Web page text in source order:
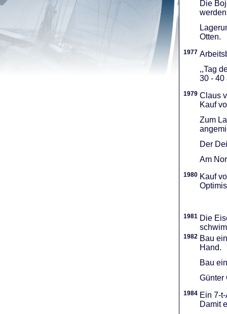
Die
Otten.
1977
,,Tag
30 - 40
1979 Claus
Kauf
Zum
Der
Am
1980 Kauf
1981 Die
1982 Bau
Hand.
Bau
Günter
1984 Ein 7-
Damit